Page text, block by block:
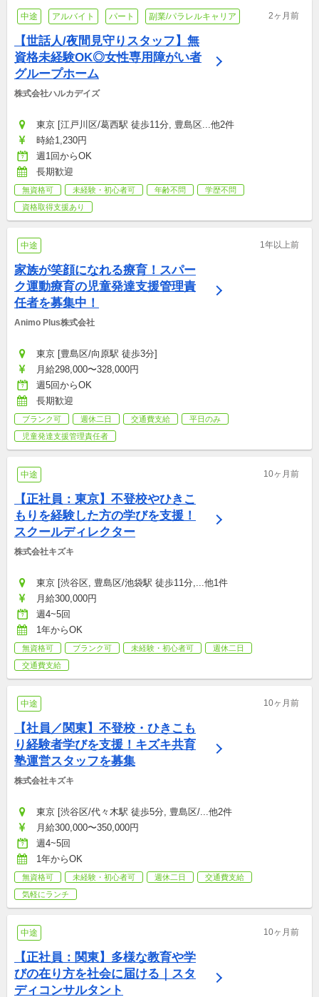
中途 アルバイト パート 副業/パラレルキャリア 2ヶ月前
【世話人/夜間見守りスタッフ】無
資格未経験OK◎女性専用障がい者
グループホーム
株式会社ハルカデイズ
東京 [江戸川区/葛西駅 徒歩11分, 豊島区...他2件
時給1,230円
週1回からOK
長期歓迎
無資格可 未経験・初心者可 年齢不問
学歴不問
資格取得支援あり
中途 1年以上前
家族が笑顔になれる療育！スパー
ク運動療育の児童発達支援管理責
任者を募集中！
Animo Plus株式会社
東京 [豊島区/向原駅 徒歩3分]
月給298,000〜328,000円
週5回からOK
長期歓迎
ブランク可 週休二日 交通費支給
平日のみ
児童発達支援管理責任者
中途 10ヶ月前
【正社員：東京】不登校やひきこ
もりを経験した方の学びを支援！
スクールディレクター
株式会社キズキ
東京 [渋谷区, 豊島区/池袋駅 徒歩11分,...他1件
月給300,000円
週4~5回
1年からOK
無資格可 ブランク可 未経験・初心者可
週休二日
交通費支給
中途 10ヶ月前
【社員／関東】不登校・ひきこも
り経験者学びを支援！キズキ共育
塾運営スタッフを募集
株式会社キズキ
東京 [渋谷区/代々木駅 徒歩5分, 豊島区/...他2件
月給300,000〜350,000円
週4~5回
1年からOK
無資格可 未経験・初心者可 週休二日
交通費支給
気軽にランチ
中途 10ヶ月前
【正社員：関東】多様な教育や学
びの在り方を社会に届ける｜スタ
ディコンサルタント